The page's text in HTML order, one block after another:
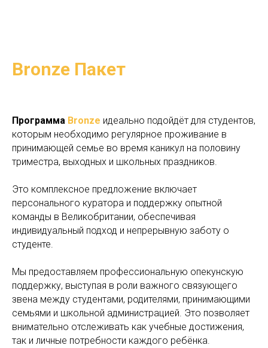
Bronze Пакет
Программа Bronze идеально подойдёт для студентов,
которым необходимо регулярное проживание в
принимающей семье во время каникул на половину
триместра, выходных и школьных праздников.
Это комплексное предложение включает
персонального куратора и поддержку опытной
команды в Великобритании, обеспечивая
индивидуальный подход и непрерывную заботу о
студенте.
Мы предоставляем профессиональную опекунскую
поддержку, выступая в роли важного связующего
звена между студентами, родителями, принимающими
семьями и школьной администрацией. Это позволяет
внимательно отслеживать как учебные достижения,
так и личные потребности каждого ребёнка.